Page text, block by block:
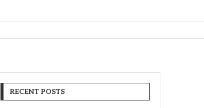
RECENT POSTS